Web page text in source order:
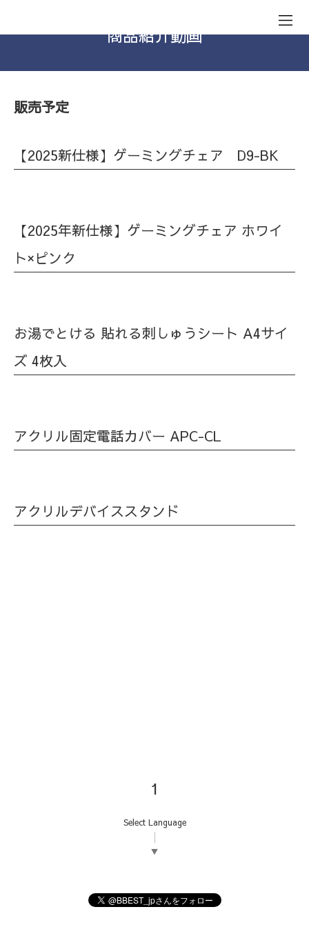
商品紹介動画
販売予定
【2025新仕様】ゲーミングチェア D9-BK
【2025年新仕様】ゲーミングチェア ホワイ
ト×ピンク
お湯でとける 貼れる刺しゅうシート A4サイ
ズ 4枚入
アクリル固定電話カバー APC-CL
アクリルデバイススタンド
1
Select Language
▼